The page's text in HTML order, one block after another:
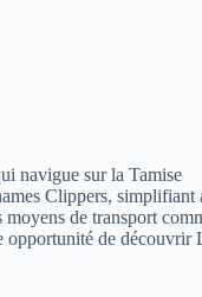
navigue sur la Tamise
Clippers, simplifiant
de transport
de découvrir